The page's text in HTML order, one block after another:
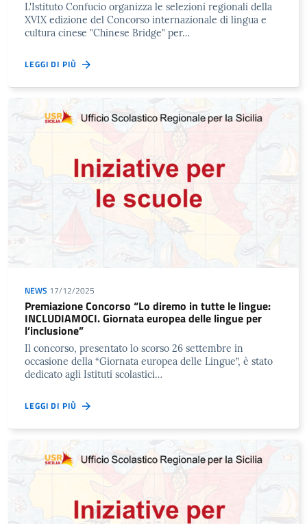
L'Istituto Confucio organizza le selezioni regionali della
XVIX edizione del Concorso internazionale di lingua e
cultura cinese "Chinese Bridge" per…
LEGGI DI PIÙ
NEWS 17/12/2025
Premiazione Concorso “Lo diremo in tutte le lingue:
INCLUDIAMOCI. Giornata europea delle lingue per
l’inclusione”
Il concorso, presentato lo scorso 26 settembre in
occasione della “Giornata europea delle Lingue”, è stato
dedicato agli Istituti scolastici…
LEGGI DI PIÙ